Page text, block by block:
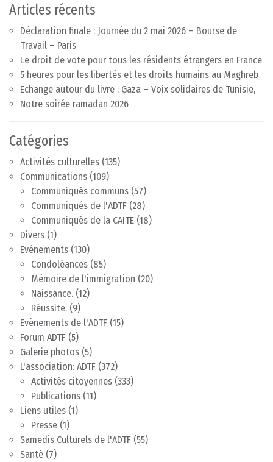
Articles récents
Déclaration finale : Journée du 2 mai 2026 – Bourse de
Travail – Paris
Le droit de vote pour tous les résidents étrangers en France
5 heures pour les libertés et les droits humains au Maghreb
Echange autour du livre : Gaza – Voix solidaires de Tunisie,
Notre soirée ramadan 2026
Catégories
Activités culturelles (135)
Communications (109)
Communiqués communs (57)
Communiqués de l'ADTF (28)
Communiqués de la CAITE (18)
Divers (1)
Evénements (130)
Condoléances (85)
Mémoire de l'immigration (20)
Naissance. (12)
Réussite. (9)
Evènements de l'ADTF (15)
Forum ADTF (5)
Galerie photos (5)
L'association: ADTF (372)
Activités citoyennes (333)
Publications (11)
Liens utiles (1)
Presse (1)
Samedis Culturels de l'ADTF (55)
Santé (7)